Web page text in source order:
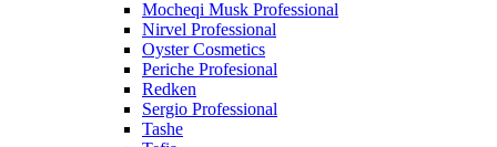
Mocheqi Musk Professional
Nirvel Professional
Oyster Cosmetics
Periche Profesional
Redken
Sergio Professional
Tashe